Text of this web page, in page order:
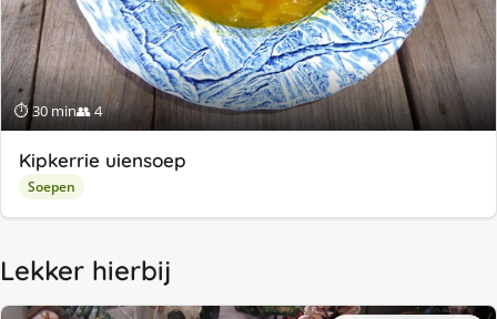
⏱ 30 min👥 4
Kipkerrie uiensoep
Soepen
Lekker hierbij